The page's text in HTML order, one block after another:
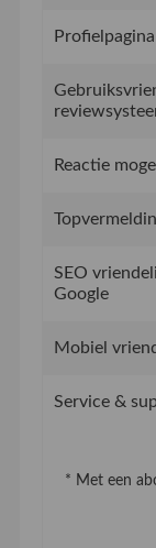
Reactie
SEO
Google
Mobiel
Service &
* Met een